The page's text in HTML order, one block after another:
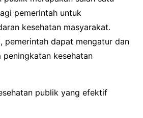
pemerintah untuk
kesehatan masyarakat.
pemerintah dapat mengatur dan
peningkatan kesehatan
publik yang efektif